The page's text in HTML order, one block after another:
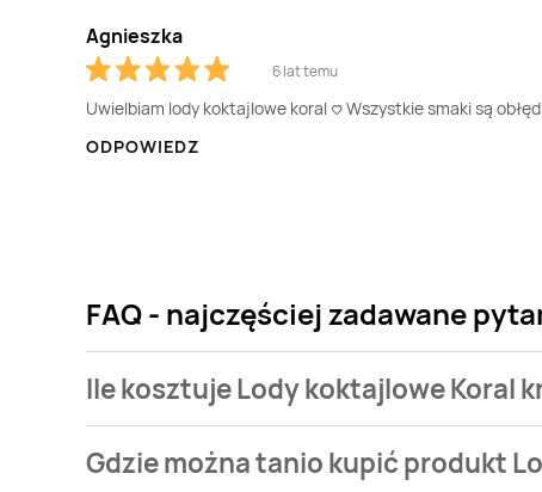
Agnieszka
6 lat temu
Uwielbiam lody koktajlowe koral <3 Wszystkie smaki są
ODPOWIEDZ
FAQ - najczęściej zadawane
Ile kosztuje Lody koktajlowe Koral
Najtańsza oferta, jaką mamy w naszej bazie jest z
Gdzie można tanio kupić produkt